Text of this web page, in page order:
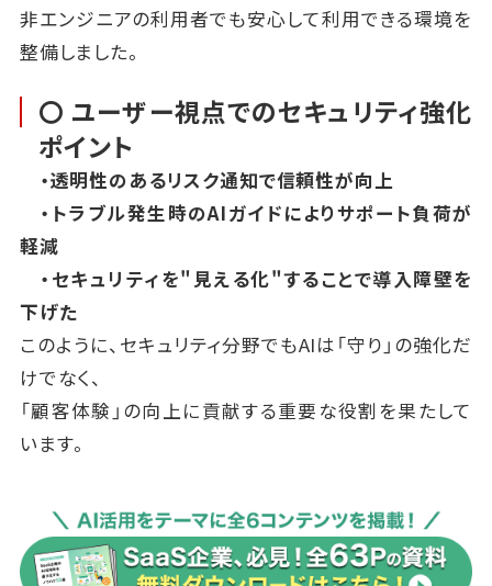
非エンジニアの利用者でも安心して利用できる環境を
整備しました。
〇 ユーザー視点でのセキュリティ強化
ポイント
・透明性のあるリスク通知で信頼性が向上
・トラブル発生時のAIガイドによりサポート負荷が
軽減
・セキュリティを"見える化"することで導入障壁を
下げた
このように、セキュリティ分野でもAIは「守り」の強化だ
けでなく、
「顧客体験」の向上に貢献する重要な役割を果たして
います。